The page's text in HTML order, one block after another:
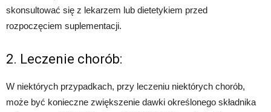
skonsultować się z lekarzem lub dietetykiem przed
rozpoczęciem suplementacji.
2. Leczenie chorób:
W niektórych przypadkach, przy leczeniu niektórych chorób,
może być konieczne zwiększenie dawki określonego składnika